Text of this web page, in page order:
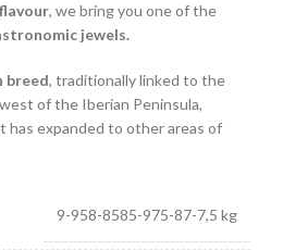
flavour, we bring you one of the
jewels.
breed, traditionally linked to the
of the Iberian Peninsula,
has expanded to other areas of
9-958-8585-975-87-7,5 kg